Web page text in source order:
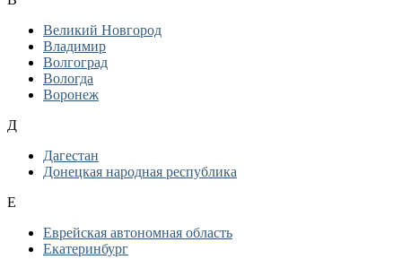
Великий Новгород
Владимир
Волгоград
Вологда
Воронеж
Д
Дагестан
Донецкая народная республика
Е
Еврейская автономная область
Екатеринбург